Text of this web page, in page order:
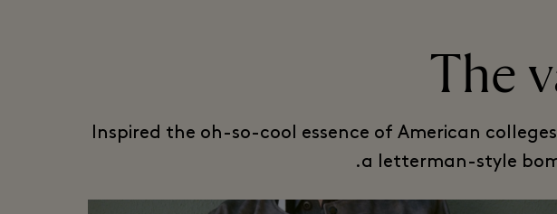
The
Inspired the oh-so-cool essence of American
a letterman-style